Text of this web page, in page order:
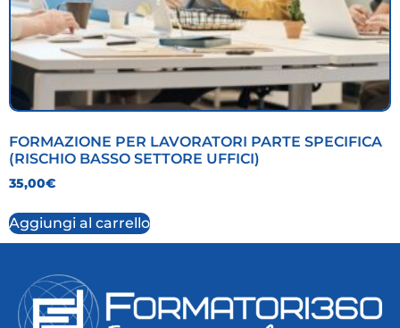
FORMAZIONE PER LAVORATORI PARTE SPECIFICA
(RISCHIO BASSO SETTORE UFFICI)
35,00€
Aggiungi al carrello